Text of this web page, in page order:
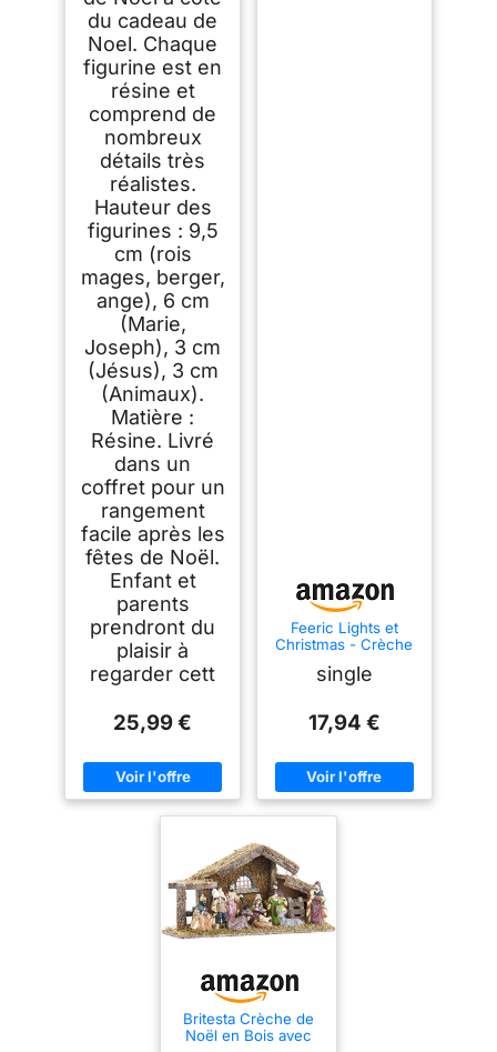
du cadeau de
Noel. Chaque
figurine est en
résine et
comprend de
nombreux
détails très
réalistes.
Hauteur des
figurines : 9,5
cm (rois
mages, berger,
ange), 6 cm
(Marie,
Joseph), 3 cm
(Jésus), 3 cm
(Animaux).
Matière :
Résine. Livré
dans un
coffret pour un
rangement
facile après les
fêtes de Noël.
Enfant et
parents
prendront du
plaisir à
regarder cett
25,99 €
Feeric Lights et
Christmas - Crèche
de noël à LED avec
7 santons 20x13cm
single
17,94 €
Britesta Crèche de
Noël en Bois avec